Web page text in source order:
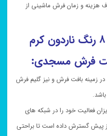
هزینه و زمان فرش ماشینی از
فرش ماشینی ۸ رنگ ناردون کرم
زمینه بافت فرش و نیز گلیم فرش
فعالیت خود را در شبکه های
پیش گسترش داده است تا براحتی